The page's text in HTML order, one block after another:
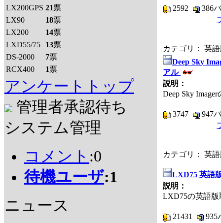
LX200GPS 21票
LX90
18票
LX200
14票
LXD55/75
13票
DS-2000
7票
RCX400
1票
アンケートトップ
管理者承認待ち
システム管理
コメント :0
待機ユーザ:1
ニュース
2592
386
カテゴリ： 英
Deep Sky
アル
説明：
Deep Sky
3747
947
カテゴリ： 英
LXD75 英語
説明：
LXD75の英語版
21431